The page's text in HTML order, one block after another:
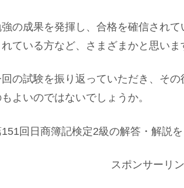
の成果を発揮し、合格を確信され
ている方など、さまざまかと思いま
の試験を振り返っていただき、そ
よいのではないでしょうか。
回日商簿記検定2級の解答・解説を
スポンサーリ